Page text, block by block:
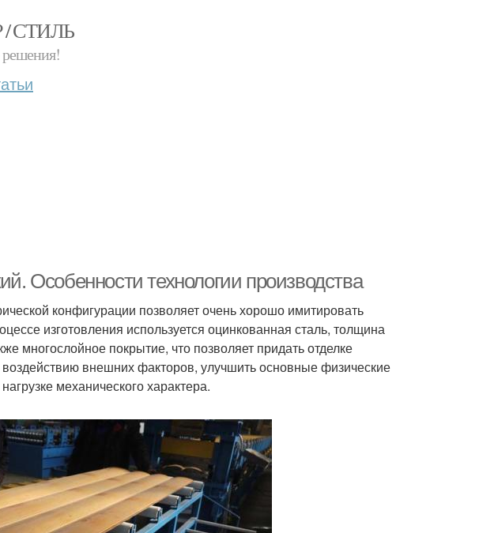
СТИЛЬ
решения!
Особенности технологии производства
конфигурации позволяет очень хорошо имитировать
изготовления используется оцинкованная сталь, толщина
многослойное покрытие, что позволяет придать отделке
воздействию внешних факторов, улучшить основные физические
механического характера.